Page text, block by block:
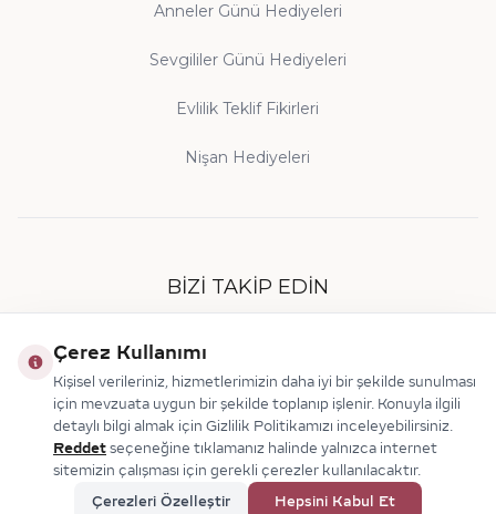
Anneler Günü Hediyeleri
Sevgililer Günü Hediyeleri
Evlilik Teklif Fikirleri
Nişan Hediyeleri
© 2026 Makdis Pırlanta
BIZI TAKIP EDIN
Çerez Kullanımı
Kişisel verileriniz, hizmetlerimizin daha iyi bir şekilde sunulması
için mevzuata uygun bir şekilde toplanıp işlenir. Konuyla ilgili
detaylı bilgi almak için Gizlilik Politikamızı inceleyebilirsiniz.
Reddet seçeneğine tıklamanız halinde yalnızca internet
sitemizin çalışması için gerekli çerezler kullanılacaktır.
Çerezleri Özelleştir
Hepsini Kabul Et